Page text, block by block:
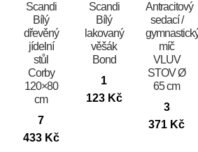
Scandi
Bílý
dřevěný
jídelní
stůl
Corby
120×80
cm
7
433 Kč
Scandi
Bílý
lakovaný
věšák
Bond
1
123 Kč
Antracitový
sedací /
míč
VLUV
STOV Ø
65 cm
3
371 Kč